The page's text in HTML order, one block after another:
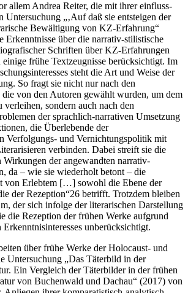
allem Andrea Reiter, die mit ihrer einfluss-
Untersuchung „‚Auf daß sie entsteigen der
Bewältigung von KZ-Erfahrung“
Erkenntnisse über die narrativ-stilistische
Schriften überKZ-Erfahrungen
einige frühe Textzeugnisse berücksichtigt. Im
steht die Art und Weise der
So fragt sie nicht nur nach den
von den Autoren gewählt wurden, um dem
sondern auch nach den
der sprachlich-narrativen Umsetzung
die Überlebende der
Verfolgungs- und Vernichtungspolitik mit
verbinden. Dabei streift sie die
Wirkungen der angewandten narrativ-
da – wie sie wiederholt betont – die
von Erlebtem […] sowohl die Ebene der
der Rezeption“26 betrifft. Trotzdem bleiben
der sich infolge der literarischen Darstellung
die Rezeption der frühen Werke aufgrund
Erkenntnisinteresses unberücksichtigt.
über frühe Werke der Holocaust- und
Untersuchung „Das Täterbild in der
Ein Vergleich der Täterbilder in der frühen
von Buchenwald und Dachau“ (2017) von